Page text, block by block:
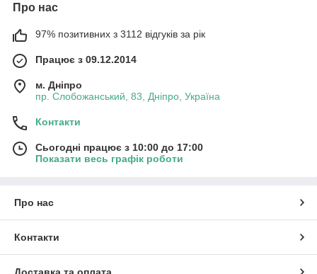
Про нас
97% позитивних з 3112 відгуків за рік
Працює з 09.12.2014
м. Дніпро
пр. Слобожанський, 83, Дніпро, Україна
Контакти
Сьогодні працює з 10:00 до 17:00
Показати весь графік роботи
Про нас
Контакти